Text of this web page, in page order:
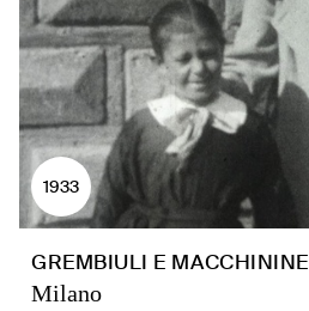
1933
GREMBIULI E MACCHININE
Milano